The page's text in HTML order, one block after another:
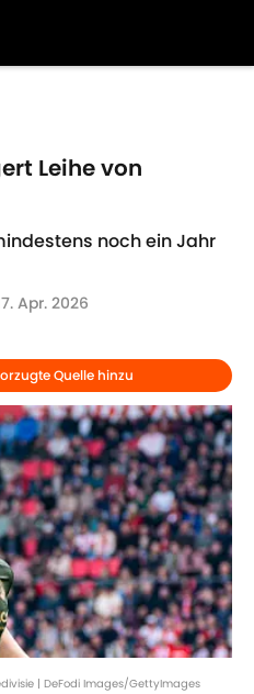
Leihe von
noch ein Jahr
Apr. 2026
Quelle hinzu
| DeFodi Images/GettyImages